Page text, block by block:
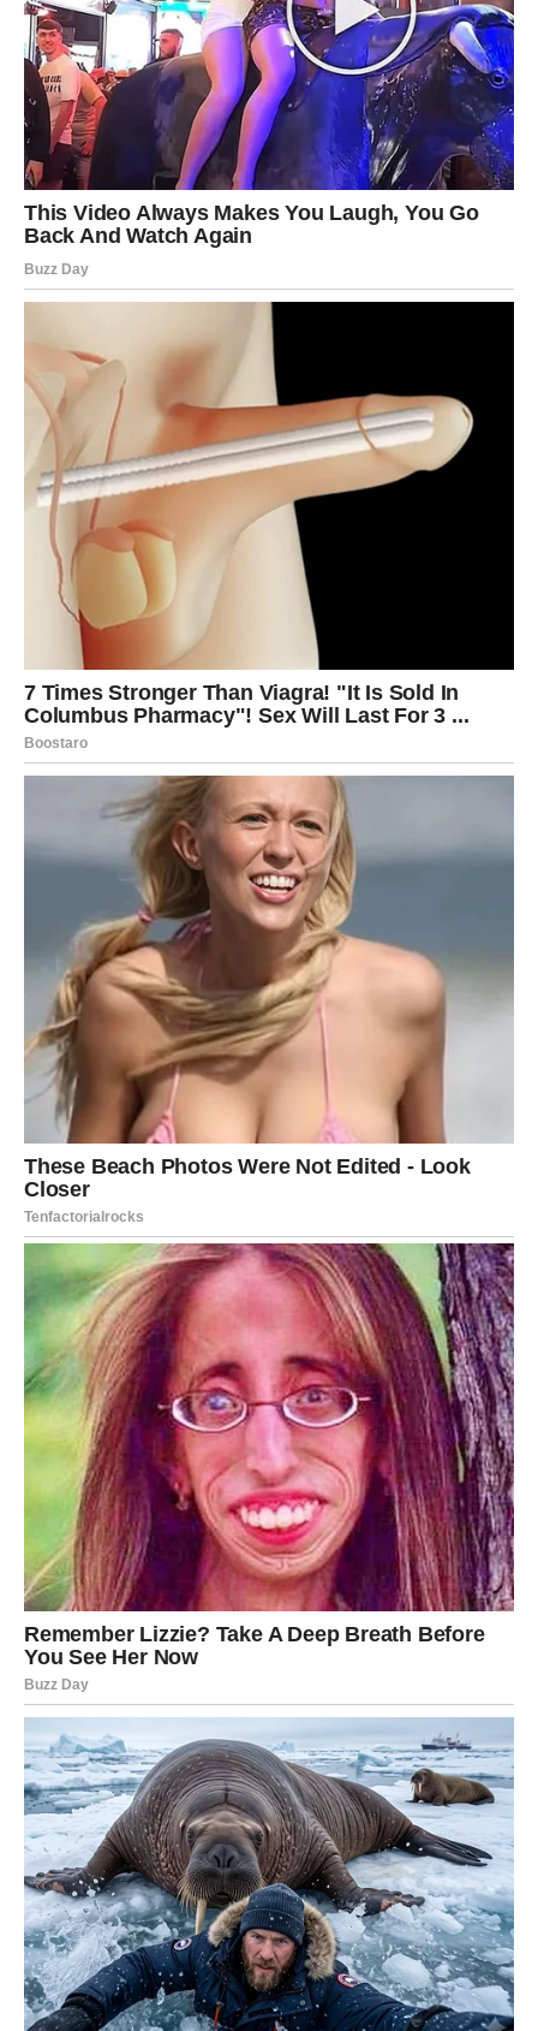
RIBE – “Slušaj srce, ali ostani
budan/a.”
Mart je duhovno snažan za tebe. Intuicija ti je jača nego
ikada. Tvoj anđeo te vodi, ali te i upozorava da ne
idealizuješ ljude.
U ljubavi, dolazi romantičan trenutak.
U poslu, kreativna inspiracija.
Anđeo te štiti od razočaranja – ali traži da budeš realan/a.